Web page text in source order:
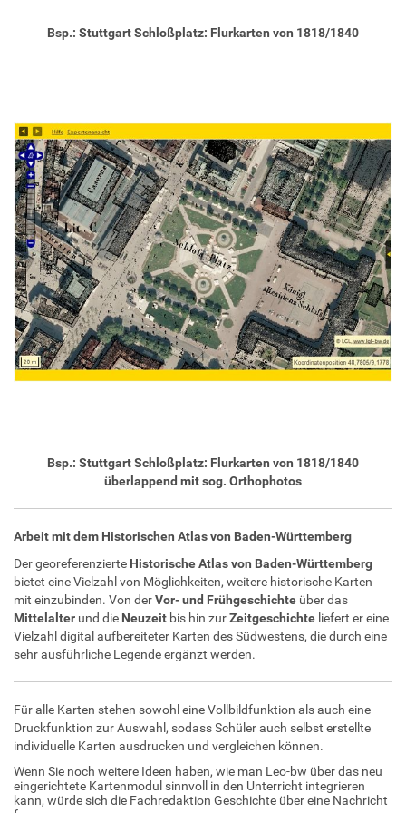
Bsp.: Stuttgart Schloßplatz: Flurkarten von 1818/1840
Bsp.: Stuttgart Schloßplatz: Flurkarten von 1818/1840
überlappend mit sog. Orthophotos
Arbeit mit dem Historischen Atlas von Baden-Württemberg
Der georeferenzierte Historische Atlas von Baden-Württemberg
bietet eine Vielzahl von Möglichkeiten, weitere historische Karten
mit einzubinden. Von derVor- und Frühgeschichte über das
Mittelalter und die Neuzeit bis hin zurZeitgeschichte liefert er eine
Vielzahl digital aufbereiteter Karten des Südwestens, die durch eine
sehr ausführliche Legende ergänzt werden.
Für alle Karten stehen sowohl eine Vollbildfunktion als auch eine
Druckfunktion zur Auswahl, sodass Schüler auch selbst erstellte
individuelle Karten ausdrucken und vergleichen können.
Wenn Sie noch weitere Ideen haben, wie man Leo-bw über das neu
eingerichtete Kartenmodul sinnvoll in den Unterricht integrieren
kann, würde sich die Fachredaktion Geschichte über eine Nachricht